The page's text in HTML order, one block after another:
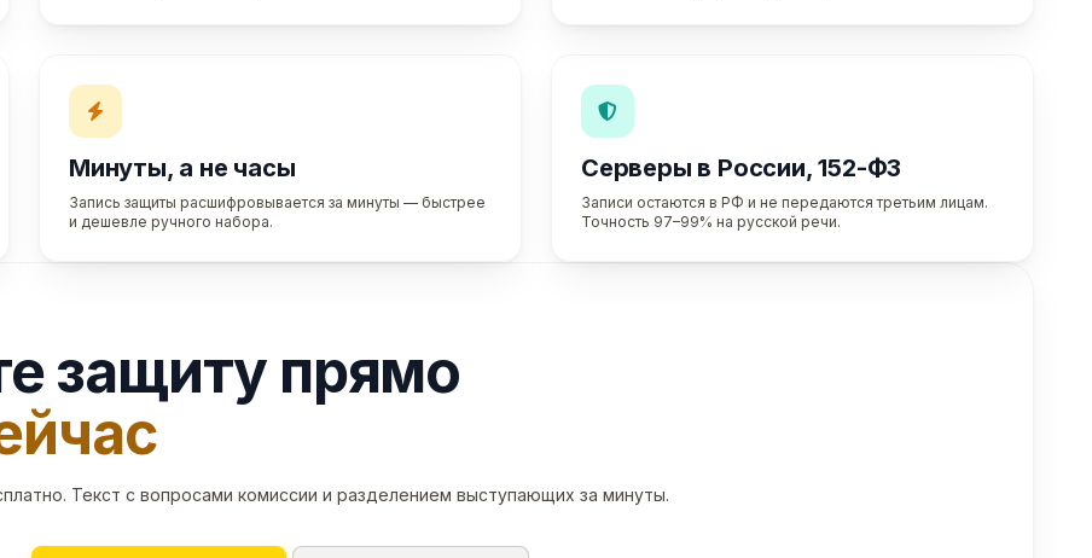
Минуты, а не часы
Запись защиты расшифровывается за минуты — быстрее
и дешевле ручного набора.
Серверы в России, 152-ФЗ
Записи остаются в РФ и не передаются третьим лицам.
Точность 97–99% на русской речи.
защиту прямо
Текст с вопросами комиссии и разделением выступающих за минуты.